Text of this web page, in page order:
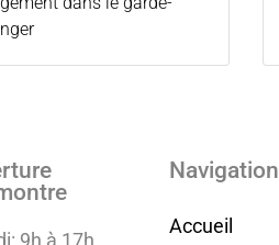
Navigation
Accueil